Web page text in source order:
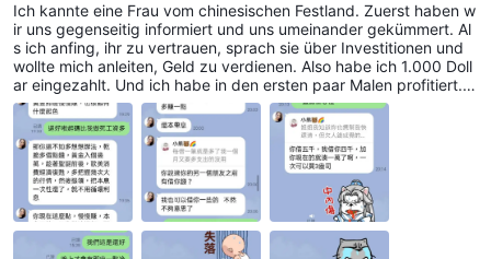
Ich kannte eine Frau vom chinesischen Festland. Zuerst haben w
ir uns gegenseitig informiert und uns umeinander gekümmert. Al
s ich anfing, ihr zu vertrauen, sprach sie über Investitionen und
wollte mich anleiten, Geld zu verdienen. Also habe ich 1.000 Doll
ar eingezahlt. Und ich habe in den ersten paar Malen profitiert. A
ber später bat sie mich, nachzufüllen, um mehr zu verdienen, un
d überredete mich, 10.000 Dollar aufzubringen. Aber ich lehnte
ab. Also verschwand sie allmählich und zu diesem Zeitpunkt wur
de mir klar, dass ich betrogen wurde.